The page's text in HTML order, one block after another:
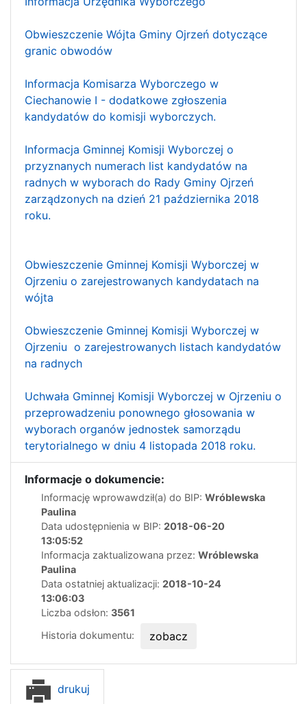
Obwieszczenie Wójta Gminy Ojrzeń dotyczące
granic obwodów
Informacja Komisarza Wyborczego w
Ciechanowie I - dodatkowe zgłoszenia
kandydatów do komisji wyborczych.
Informacja Gminnej Komisji Wyborczej o
przyznanych numerach list kandydatów na
radnych w wyborach do Rady Gminy Ojrzeń
zarządzonych na dzień 21 października 2018
roku.
Obwieszczenie Gminnej Komisji Wyborczej w
Ojrzeniu o zarejestrowanych kandydatach na
wójta
Obwieszczenie Gminnej Komisji Wyborczej w
Ojrzeniu o zarejestrowanych listach kandydatów
na radnych
Uchwała Gminnej Komisji Wyborczej w Ojrzeniu o
przeprowadzeniu ponownego głosowania w
wyborach organów jednostek samorządu
terytorialnego w dniu 4 listopada 2018 roku.
Informacje o dokumencie:
Informację wprowawdził(a) do BIP: Wróblewska
Paulina
Data udostępnienia w BIP: 2018-06-20
13:05:52
Informacja zaktualizowana przez: Wróblewska
Paulina
Data ostatniej aktualizacji: 2018-10-24
13:06:03
Liczba odsłon: 3561
Historia dokumentu:
zobacz
drukuj